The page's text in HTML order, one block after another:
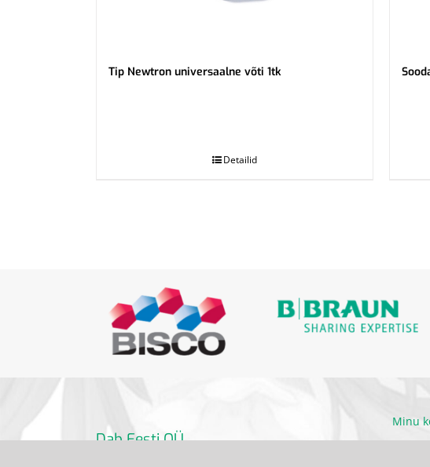
Tip Newtron universaalne võti 1tk
Detailid
Dab Eesti OÜ
Minu